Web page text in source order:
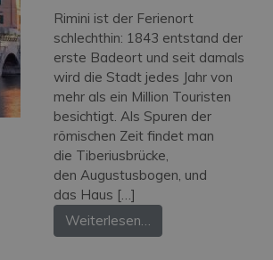
Rimini ist der Ferienort
schlechthin: 1843 entstand der
erste Badeort und seit damals
wird die Stadt jedes Jahr von
mehr als ein Million Touristen
besichtigt. Als Spuren der
römischen Zeit findet man
die Tiberiusbrücke,
den Augustusbogen, und
das Haus […]
Weiterlesen…